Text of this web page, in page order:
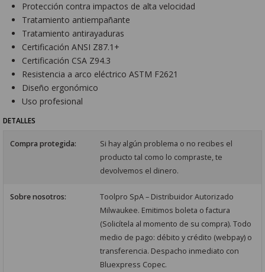
Protección contra impactos de alta velocidad
Tratamiento antiempañante
Tratamiento antirayaduras
Certificación ANSI Z87.1+
Certificación CSA Z94.3
Resistencia a arco eléctrico ASTM F2621
Diseño ergonómico
Uso profesional
DETALLES
Compra protegida:
Si hay algún problema o no recibes el
producto tal como lo compraste, te
devolvemos el dinero.
Sobre nosotros:
Toolpro SpA – Distribuidor Autorizado
Milwaukee. Emitimos boleta o factura
(Solicítela al momento de su compra). Todo
medio de pago: débito y crédito (webpay) o
transferencia. Despacho inmediato con
Bluexpress Copec.